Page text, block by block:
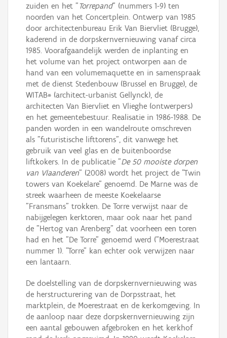
zuiden en het "Torrepand" (nummers 1-9) ten
noorden van het Concertplein. Ontwerp van 1985
door architectenbureau Erik Van Biervliet (Brugge),
kaderend in de dorpskernvernieuwing vanaf circa
1985. Voorafgaandelijk werden de inplanting en
het volume van het project ontworpen aan de
hand van een volumemaquette en in samenspraak
met de dienst Stedenbouw (Brussel en Brugge), de
WITAB* (architect-urbanist Gellynck), de
architecten Van Biervliet en Vlieghe (ontwerpers)
en het gemeentebestuur. Realisatie in 1986-1988. De
panden worden in een wandelroute omschreven
als "futuristische lifttorens", dit vanwege het
gebruik van veel glas en de buitenboordse
liftkokers. In de publicatie "De 50 mooiste dorpen
van Vlaanderen" (2008) wordt het project de "Twin
towers van Koekelare" genoemd. De Marne was de
streek waarheen de meeste Koekelaarse
"Fransmans" trokken. De Torre verwijst naar de
nabijgelegen kerktoren, maar ook naar het pand
de "Hertog van Arenberg" dat voorheen een toren
had en het "De Torre" genoemd werd ("Moerestraat
nummer 1). "Torre" kan echter ook verwijzen naar
een lantaarn.
De doelstelling van de dorpskernvernieuwing was
de herstructurering van de Dorpsstraat, het
marktplein, de Moerestraat en de kerkomgeving. In
de aanloop naar deze dorpskernvernieuwing zijn
een aantal gebouwen afgebroken en het kerkhof